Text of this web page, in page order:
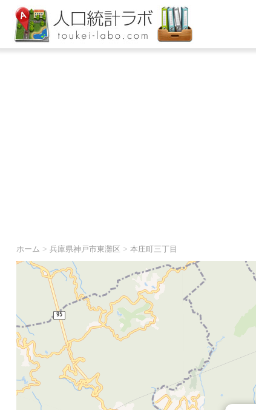
ホーム > 兵庫県神戸市東灘区 > 本庄町三丁目